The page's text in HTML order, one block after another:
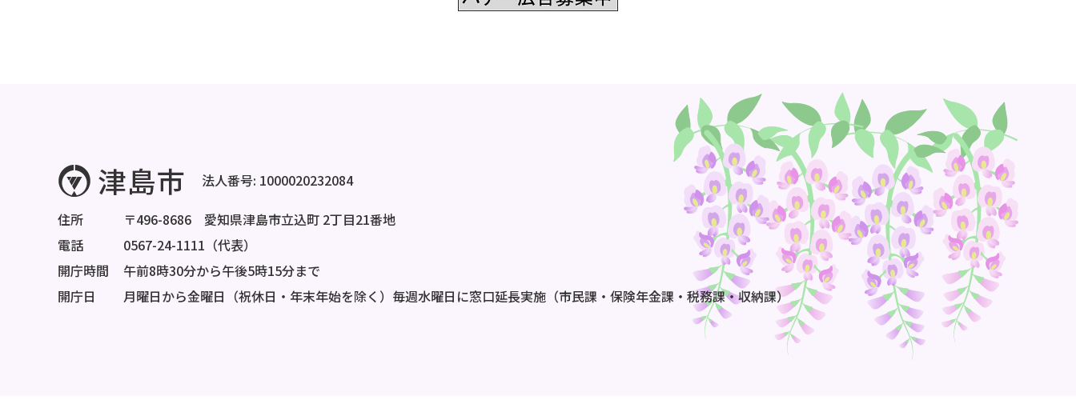
法人番号: 1000020232084
住所
〒496-8686 愛知県津島市立込町 2丁目21番地
電話
0567-24-1111（代表）
開庁時間
午前8時30分から午後5時15分まで
開庁日
月曜日から金曜日（祝休日・年末年始を除く）毎週水曜日に窓口延長実施（市民課・保険年金課・税務課・収納課）